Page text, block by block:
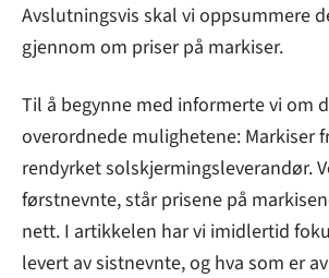
Avslutningsvis skal vi oppsummere
gjennom om priser på markiser.
Til å begynne med informerte vi om
overordnede mulighetene: Markiser
rendyrket solskjermingsleverandør.
førstnevnte, står prisene på
nett. I artikkelen har vi imidlertid
levert av sistnevnte, og hva som er